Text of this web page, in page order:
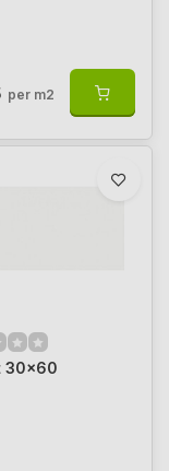
per m2
30x60